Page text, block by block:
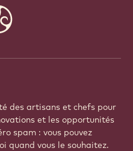
des artisans et chefs pour
et les opportunités
spam : vous pouvez
quand vous le souhaitez.